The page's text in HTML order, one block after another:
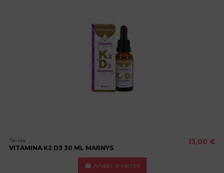
Tienda
VITAMINA K2 D3 30 ML MARNYS
13,00 €
Añadir al carrito